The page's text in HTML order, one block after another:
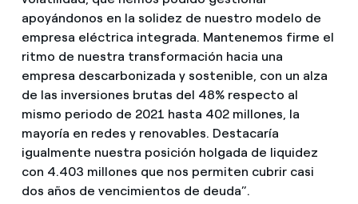
apoyándonos en la solidez de nuestro modelo de
empresa eléctrica integrada. Mantenemos firme el
ritmo de nuestra transformación hacia una
empresa descarbonizada y sostenible, con un alza
de las inversiones brutas del 48% respecto al
mismo periodo de 2021 hasta 402 millones, la
mayoría en redes y renovables. Destacaría
igualmente nuestra posición holgada de liquidez
con 4.403 millones que nos permiten cubrir casi
dos años de vencimientos de deuda”.